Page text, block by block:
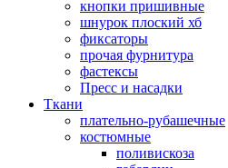
кнопки пришивные
шнурок плоский хб
фиксаторы
прочая фурнитура
фастексы
Пресс и насадки
Ткани
плательно-рубашечные
костюмные
поливискоза